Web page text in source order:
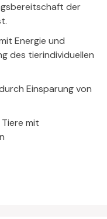
der
Energie und
des tierindividuellen
Einsparung von
mit